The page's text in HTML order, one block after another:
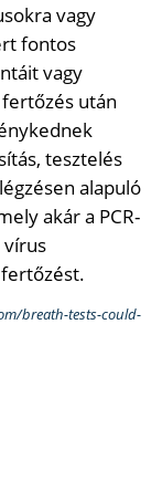
vagy
fontos
vagy
fertőzés után
tesztelés
alapuló
akár a PCR-
vírus
breath-tests-could-